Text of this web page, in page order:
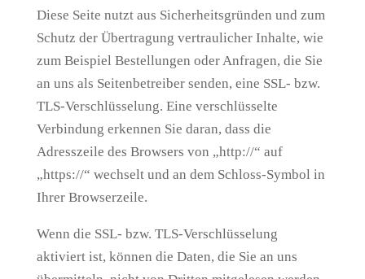
Diese Seite nutzt aus Sicherheitsgründen und zum
Schutz der Übertragung vertraulicher Inhalte, wie
zum Beispiel Bestellungen oder Anfragen, die Sie
an uns als Seitenbetreiber senden, eine SSL- bzw.
TLS-Verschlüsselung. Eine verschlüsselte
Verbindung erkennen Sie daran, dass die
Adresszeile des Browsers von „http://“ auf
„https://“ wechselt und an dem Schloss-Symbol in
Ihrer Browserzeile.
Wenn die SSL- bzw. TLS-Verschlüsselung
aktiviert ist, können die Daten, die Sie an uns